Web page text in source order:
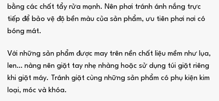
bằng các chất tẩy rửa mạnh. Nên phơi tránh ánh nắng trực
tiếp để bảo vệ độ bền màu của sản phẩm, ưu tiên phơi nơi có
bóng mát.
Với những sản phẩm được may trên nền chất liệu mềm như lụa,
len… nàng nên giặt tay nhẹ nhàng hoặc sử dụng túi giặt riêng
khi giặt máy. Tránh giặt cùng những sản phẩm có phụ kiện kim
loại, móc và khóa.